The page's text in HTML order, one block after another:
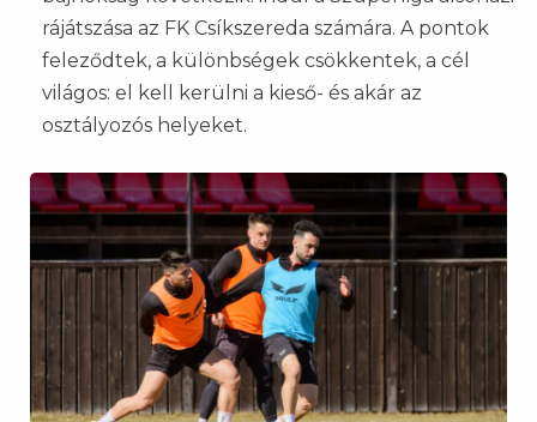
rájátszása az FK Csíkszereda számára. A pontok
feleződtek, a különbségek csökkentek, a cél
világos: el kell kerülni a kieső- és akár az
osztályozós helyeket.